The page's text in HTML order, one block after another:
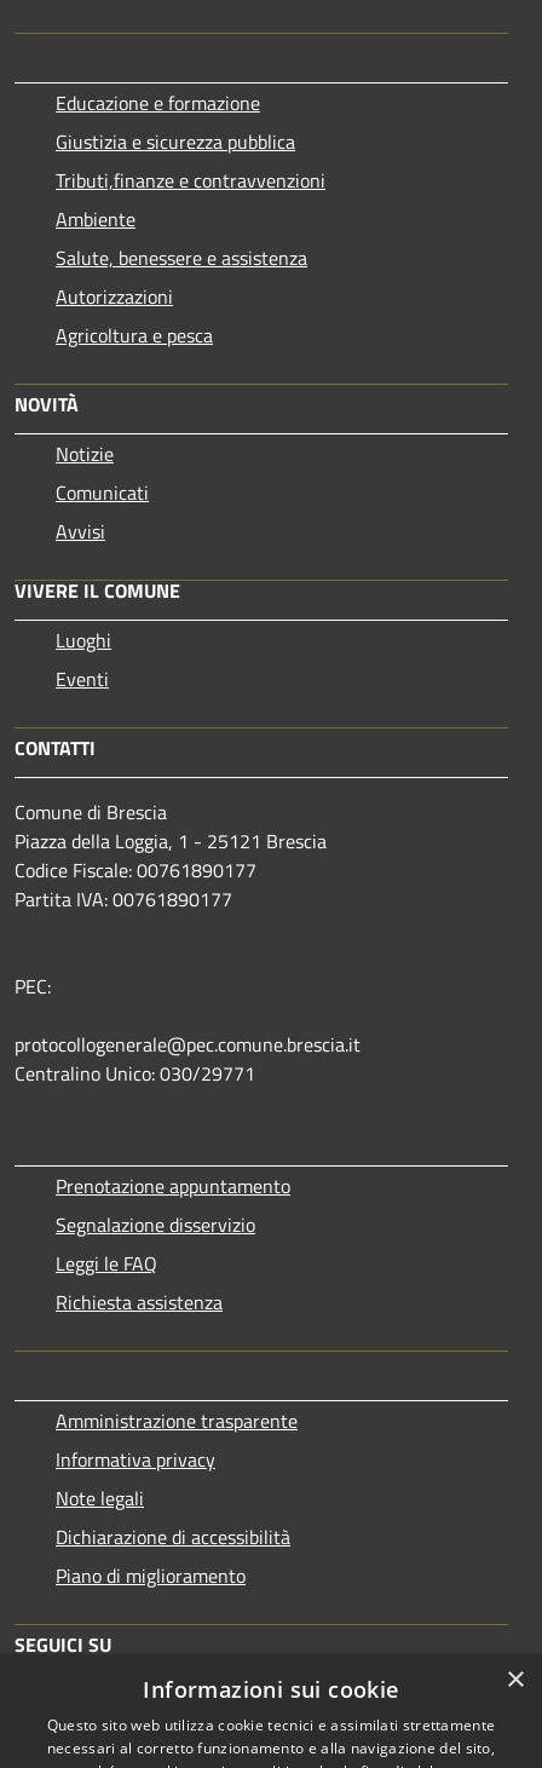
Educazione e formazione
Giustizia e sicurezza pubblica
Tributi,finanze e contravvenzioni
Ambiente
Salute, benessere e assistenza
Autorizzazioni
Agricoltura e pesca
NOVITÀ
Notizie
Comunicati
Avvisi
VIVERE IL COMUNE
Luoghi
Eventi
CONTATTI
Comune di Brescia
Piazza della Loggia, 1 - 25121 Brescia
Codice Fiscale: 00761890177
Partita IVA: 00761890177
PEC:
protocollogenerale@pec.comune.brescia.it
Centralino Unico: 030/29771
Prenotazione appuntamento
Segnalazione disservizio
Leggi le FAQ
Richiesta assistenza
Amministrazione trasparente
Informativa privacy
Note legali
Dichiarazione di accessibilità
Piano di miglioramento
SEGUICI SU
×
Informazioni sui cookie
Questo sito web utilizza cookie tecnici e assimilati strettamente
necessari al corretto funzionamento e alla navigazione del sito,